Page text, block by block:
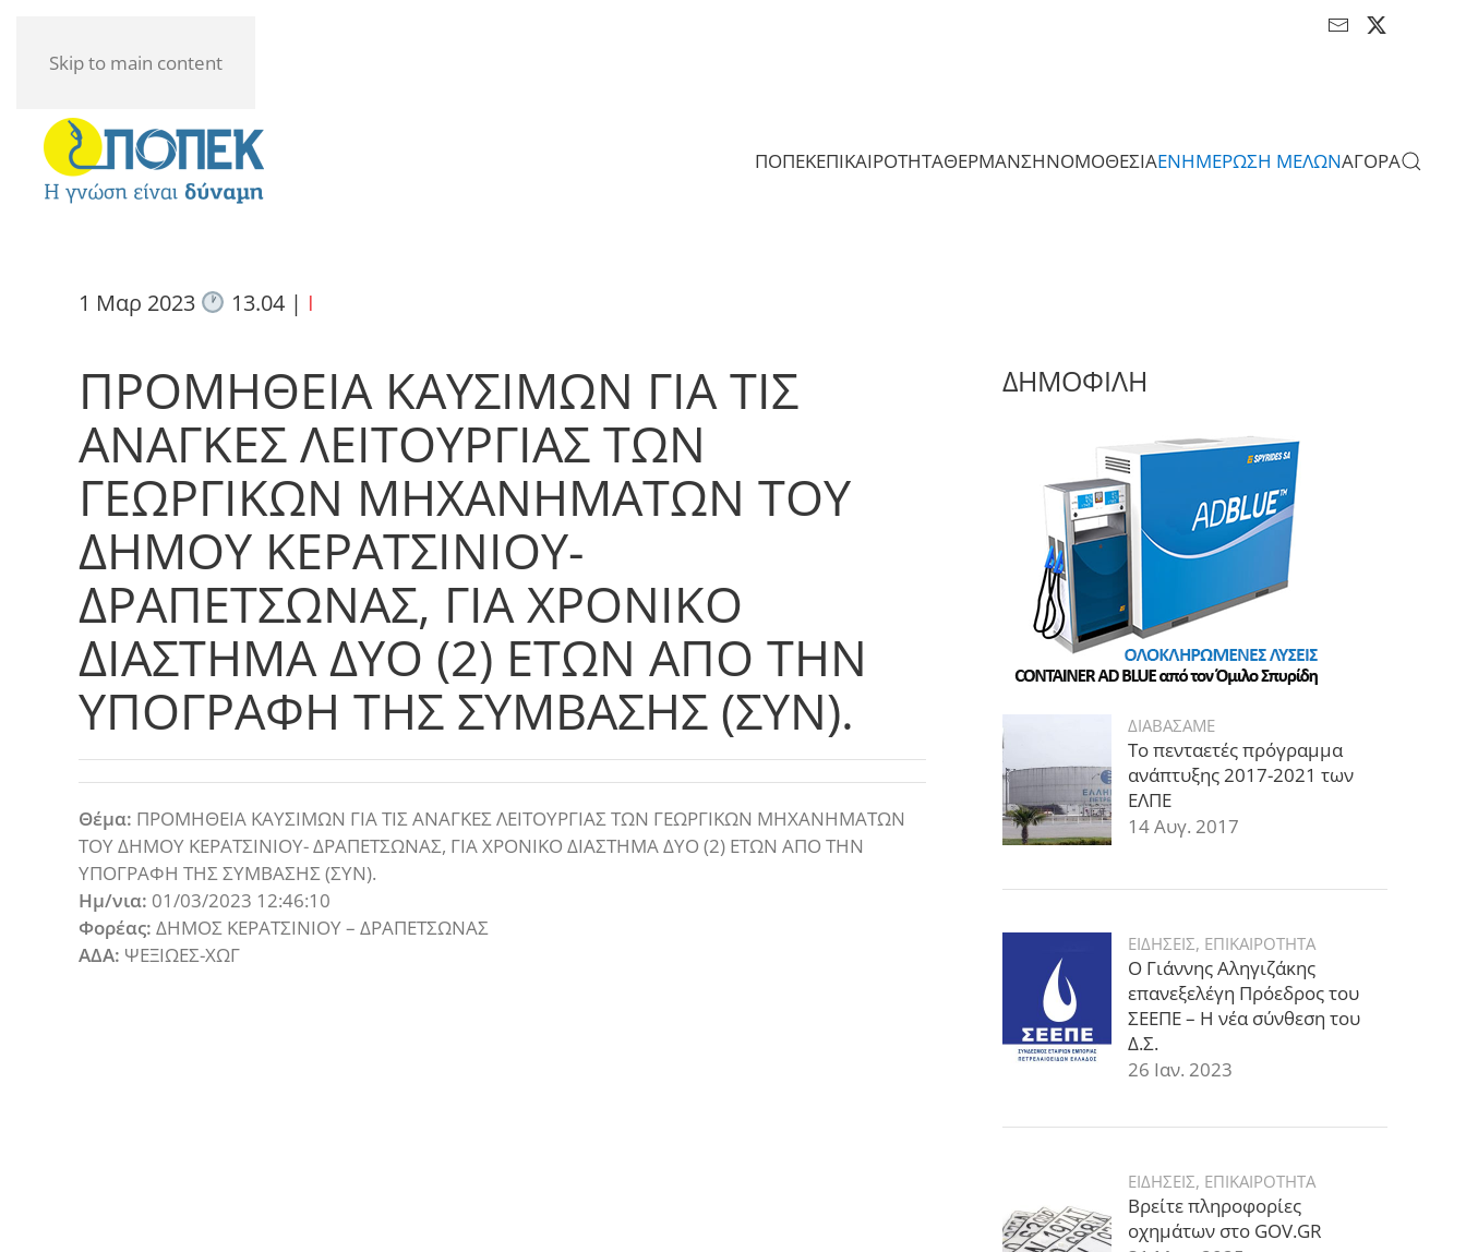
Skip to main content
ΠΟΠΕΚΕΠΙΚΑΙΡΟΤΗΤΑΘΕΡΜΑΝΣΗΝΟΜΟΘΕΣΙΑΕΝΗΜΕΡΩΣΗ ΜΕΛΩΝΑΓΟΡΑ
1 Μαρ 2023 13.04| I
ΠΡΟΜΗΘΕΙΑ ΚΑΥΣΙΜΩΝ ΓΙΑ ΤΙΣ
ΑΝΑΓΚΕΣ ΛΕΙΤΟΥΡΓΙΑΣ ΤΩΝ
ΓΕΩΡΓΙΚΩΝ ΜΗΧΑΝΗΜΑΤΩΝ ΤΟΥ
ΔΗΜΟΥ ΚΕΡΑΤΣΙΝΙΟΥ-
ΔΡΑΠΕΤΣΩΝΑΣ, ΓΙΑ ΧΡΟΝΙΚΟ
ΔΙΑΣΤΗΜΑ ΔΥΟ (2) ΕΤΩΝ ΑΠΟ ΤΗΝ
ΥΠΟΓΡΑΦΗ ΤΗΣ ΣΥΜΒΑΣΗΣ (ΣΥΝ).
Θέμα: ΠΡΟΜΗΘΕΙΑ ΚΑΥΣΙΜΩΝ ΓΙΑ ΤΙΣ ΑΝΑΓΚΕΣ ΛΕΙΤΟΥΡΓΙΑΣ ΤΩΝ ΓΕΩΡΓΙΚΩΝ ΜΗΧΑΝΗΜΑΤΩΝ
ΤΟΥ ΔΗΜΟΥ ΚΕΡΑΤΣΙΝΙΟΥ- ΔΡΑΠΕΤΣΩΝΑΣ, ΓΙΑ ΧΡΟΝΙΚΟ ΔΙΑΣΤΗΜΑ ΔΥΟ (2) ΕΤΩΝ ΑΠΟ ΤΗΝ
ΥΠΟΓΡΑΦΗ ΤΗΣ ΣΥΜΒΑΣΗΣ (ΣΥΝ).
Ημ/νια: 01/03/2023 12:46:10
Φορέας: ΔΗΜΟΣ ΚΕΡΑΤΣΙΝΙΟΥ – ΔΡΑΠΕΤΣΩΝΑΣ
ΑΔΑ: ΨΕΞΙΩΕΣ-ΧΩΓ
ΔΗΜΟΦΙΛΗ
ΔΙΑΒΑΣΑΜΕ
Το πενταετές πρόγραμμα
ανάπτυξης 2017-2021 των
ΕΛΠΕ
14 Αυγ. 2017
ΕΙΔΗΣΕΙΣ, ΕΠΙΚΑΙΡΟΤΗΤΑ
Ο Γιάννης Αληγιζάκης
επανεξελέγη Πρόεδρος του
ΣΕΕΠΕ – Η νέα σύνθεση του
Δ.Σ.
26 Ιαν. 2023
ΕΙΔΗΣΕΙΣ, ΕΠΙΚΑΙΡΟΤΗΤΑ
Βρείτε πληροφορίες
οχημάτων στο GOV.GR